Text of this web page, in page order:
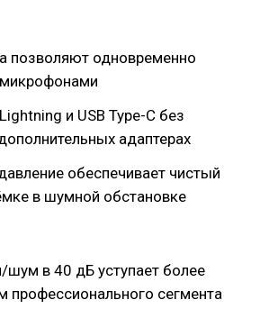
позволяют одновременно
и USB Type-C без
адаптерах
обеспечивает чистый
в шумной обстановке
шум в 40 дБ уступает более
профессионального сегмента